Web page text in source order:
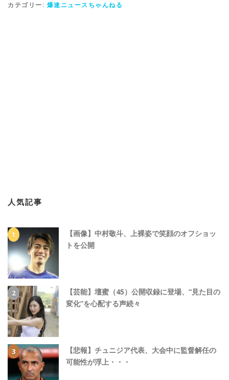
カテゴリー: 爆速ニュースちゃんねる
人気記事
【画像】中村敬斗、上裸姿で笑顔のオフショッ
トを公開
【芸能】壇蜜（45）公開収録に登場、“見た目の
変化”を心配する声続々
【悲報】チュニジア代表、大会中に監督解任の
可能性が浮上・・・